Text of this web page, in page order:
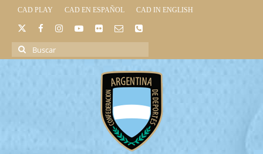
CAD PLAY CAD EN ESPAÑOL CAD IN ENGLISH
Buscar
por: